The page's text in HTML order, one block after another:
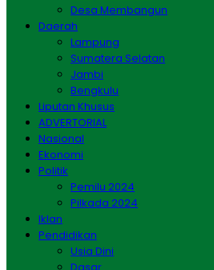
Desa Membangun
Daerah
Lampung
Sumatera Selatan
Jambi
Bengkulu
Liputan Khusus
ADVERTORIAL
Nasional
Ekonomi
Politik
Pemilu 2024
Pilkada 2024
Iklan
Pendidikan
Usia Dini